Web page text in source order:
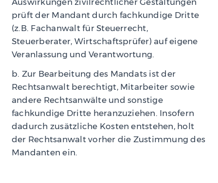
prüft der Mandant durch fachkundige Dritte
(z.B. Fachanwalt für Steuerrecht,
Steuerberater, Wirtschaftsprüfer) auf eigene
Veranlassung und Verantwortung.
b. Zur Bearbeitung des Mandats ist der
Rechtsanwalt berechtigt, Mitarbeiter sowie
andere Rechtsanwälte und sonstige
fachkundige Dritte heranzuziehen. Insofern
dadurch zusätzliche Kosten entstehen, holt
der Rechtsanwalt vorher die Zustimmung des
Mandanten ein.